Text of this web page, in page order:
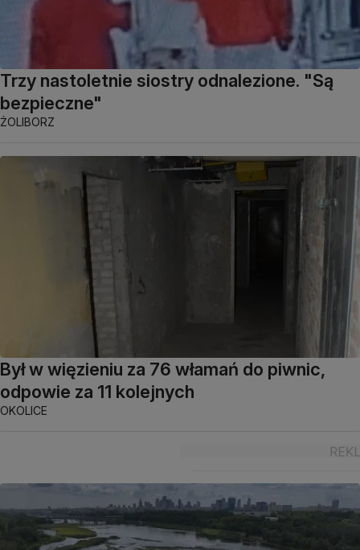
Trzy nastoletnie siostry odnalezione. "Są
bezpieczne"
ŻOLIBORZ
Był w więzieniu za 76 włamań do piwnic,
odpowie za 11 kolejnych
OKOLICE